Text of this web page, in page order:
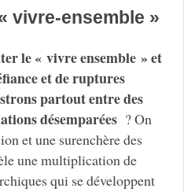
vivre-ensemble »
le « vivre ensemble » et
et de ruptures
partout entre des
désemparées ? On
et une surenchère des
une multiplication de
qui se développent